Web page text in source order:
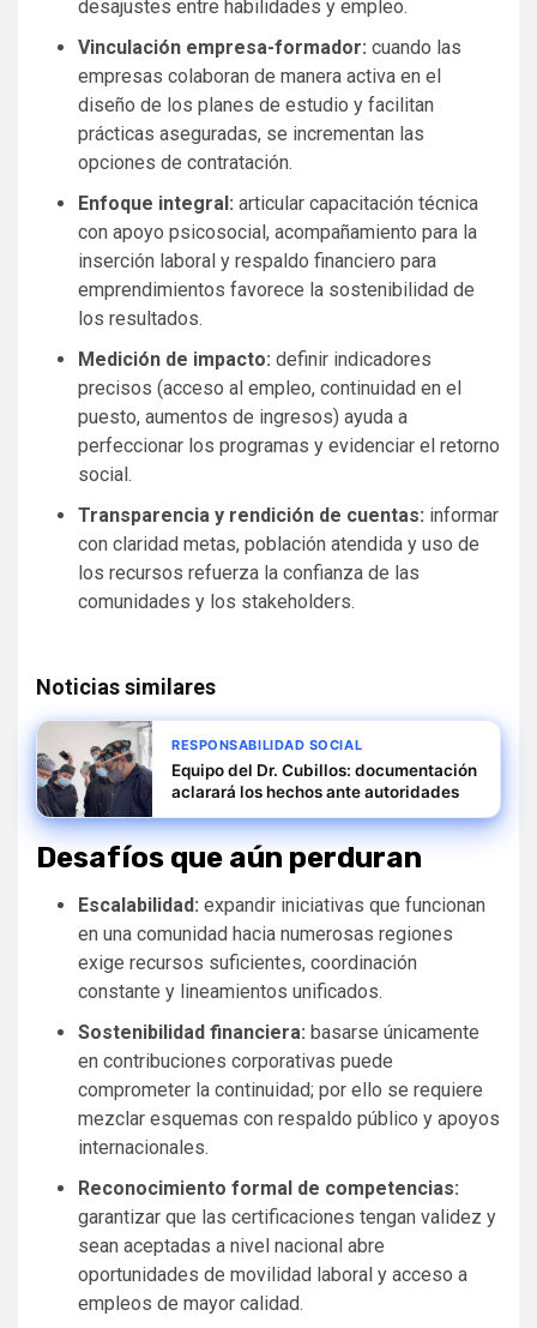
desajustes entre habilidades y empleo.
Vinculación empresa-formador: cuando las
empresas colaboran de manera activa en el
diseño de los planes de estudio y facilitan
prácticas aseguradas, se incrementan las
opciones de contratación.
Enfoque integral: articular capacitación técnica
con apoyo psicosocial, acompañamiento para la
inserción laboral y respaldo financiero para
emprendimientos favorece la sostenibilidad de
los resultados.
Medición de impacto: definir indicadores
precisos (acceso al empleo, continuidad en el
puesto, aumentos de ingresos) ayuda a
perfeccionar los programas y evidenciar el retorno
social.
Transparencia y rendición de cuentas: informar
con claridad metas, población atendida y uso de
los recursos refuerza la confianza de las
comunidades y los stakeholders.
Noticias similares
RESPONSABILIDAD SOCIAL
Equipo del Dr. Cubillos: documentación
aclarará los hechos ante autoridades
Desafíos que aún perduran
Escalabilidad: expandir iniciativas que funcionan
en una comunidad hacia numerosas regiones
exige recursos suficientes, coordinación
constante y lineamientos unificados.
Sostenibilidad financiera: basarse únicamente
en contribuciones corporativas puede
comprometer la continuidad; por ello se requiere
mezclar esquemas con respaldo público y apoyos
internacionales.
Reconocimiento formal de competencias:
garantizar que las certificaciones tengan validez y
sean aceptadas a nivel nacional abre
oportunidades de movilidad laboral y acceso a
empleos de mayor calidad.